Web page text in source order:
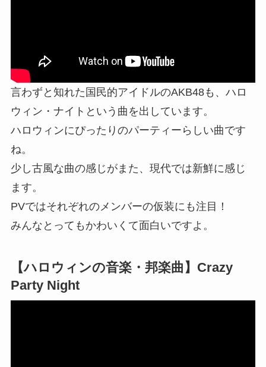
言わずと知れた国民的アイドルのAKB48も、ハロ
ウィン・ナイトという曲を出しています。
ハロウィンにぴったりのパーティーらしい曲です
ね。
少し古風な曲の感じがまた、現代では新鮮に感じ
ます。
PVではそれぞれのメンバーの仮装にも注目！
みんなとってもかわいくて面白いですよ。
【ハロウィンの音楽・邦楽曲】Crazy
Party Night